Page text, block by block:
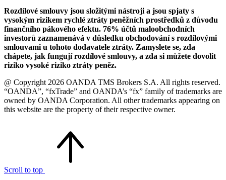
Rozdílové smlouvy jsou složitými nástroji a jsou spjaty s
vysokým rizikem rychlé ztráty peněžních prostředků z důvodu
finančního pákového efektu. 76% účtů maloobchodních
investorů zaznamenává v důsledku obchodování s rozdílovými
smlouvami u tohoto dodavatele ztráty. Zamyslete se, zda
chápete, jak fungují rozdílové smlouvy, a zda si můžete dovolit
riziko vysoké riziko ztráty peněz.
@ Copyright 2026 OANDA TMS Brokers S.A. All rights reserved.
“OANDA”, “fxTrade” and OANDA’s “fx” family of trademarks are
owned by OANDA Corporation. All other trademarks appearing on
this website are the property of their respective owner.
Scroll to top